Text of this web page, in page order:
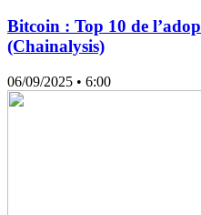
Bitcoin : Top 10 de
(Chainalysis)
06/09/2025 • 6:00